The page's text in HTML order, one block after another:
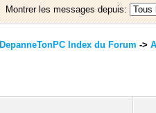
Montrer les messages depuis:
DepanneTonPC Index du Forum ->